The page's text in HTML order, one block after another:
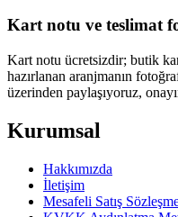
Kart notu ve teslimat
Kart notu ücretsizdir; butik
hazırlanan aranjmanın
üzerinden paylaşıyoruz,
Kurumsal
Hakkımızda
İletişim
Mesafeli Satış